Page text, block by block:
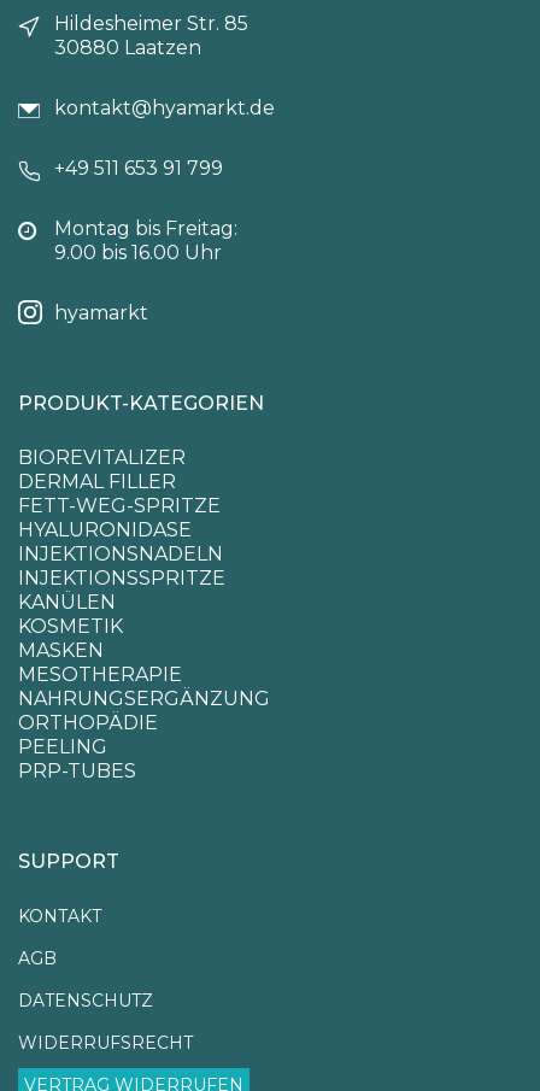
Hildesheimer Str. 85
30880 Laatzen
kontakt@hyamarkt.de
+49 511 653 91 799
Montag bis Freitag:
9.00 bis 16.00 Uhr
hyamarkt
PRODUKT-KATEGORIEN
BIOREVITALIZER
DERMAL FILLER
FETT-WEG-SPRITZE
HYALURONIDASE
INJEKTIONSNADELN
INJEKTIONSSPRITZE
KANÜLEN
KOSMETIK
MASKEN
MESOTHERAPIE
NAHRUNGSERGÄNZUNG
ORTHOPÄDIE
PEELING
PRP-TUBES
SUPPORT
KONTAKT
AGB
DATENSCHUTZ
WIDERRUFSRECHT
VERTRAG WIDERRUFEN